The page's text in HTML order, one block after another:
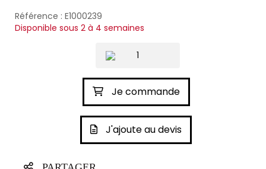
Référence : E1000239
Disponible sous 2 à 4 semaines
Je commande
J'ajoute au devis